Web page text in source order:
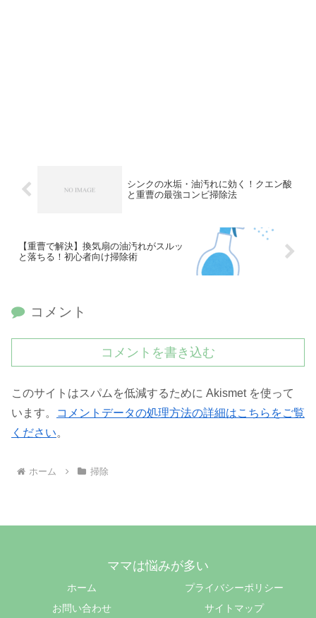
シンクの水垢・油汚れに効く！クエン酸
と重曹の最強コンビ掃除法
【重曹で解決】換気扇の油汚れがスルッ
と落ちる！初心者向け掃除術
コメント
コメントを書き込む
このサイトはスパムを低減するために Akismet を使って
います。
コメントデータの処理方法の詳細はこちらをご覧
ください。
ホーム 掃除
ママは悩みが多い
ホーム
プライバシーポリシー
お問い合わせ
サイトマップ